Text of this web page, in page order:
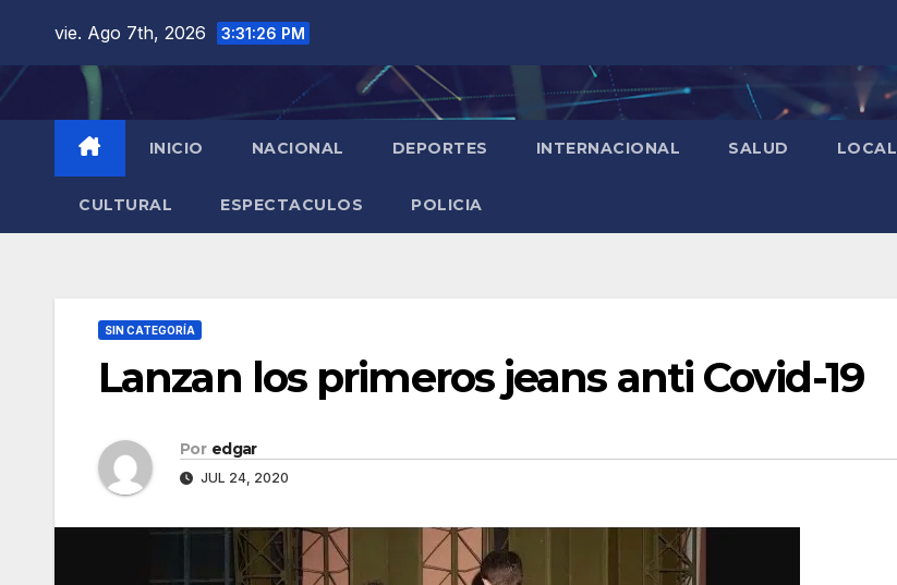
contenido
vie. Ago 7th, 2026 3:31:27 PM
INICIO NACIONAL DEPORTES INTERNACIONAL SALUD LOCAL
CULTURAL ESPECTACULOS POLICIA
SIN CATEGORÍA
Lanzan los primeros jeans anti Covid-19
Por edgar
JUL 24, 2020